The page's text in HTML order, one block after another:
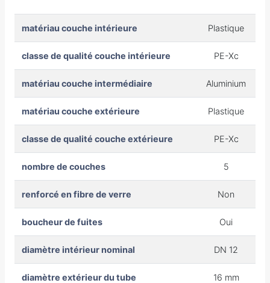
matériau couche intérieure Plastique
classe de qualité couche intérieure PE-Xc
matériau couche intermédiaire Aluminium
matériau couche extérieure Plastique
classe de qualité couche extérieure PE-Xc
nombre de couches 5
renforcé en fibre de verre Non
boucheur de fuites Oui
diamètre intérieur nominal DN 12
diamètre extérieur du tube 16 mm